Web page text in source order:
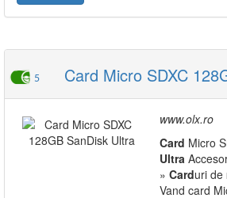
5 Card Micro SDXC
www.olx.ro
Card Micro
Ultra
» Carduri de
Vand card